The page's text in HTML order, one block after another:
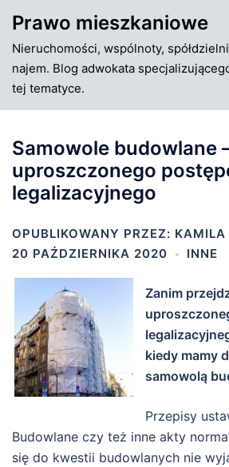
do
treści
Prawo mieszkaniowe
Nieruchomości, wspólnoty,
najem. Blog adwokata
tej tematyce.
Samowole budowlane
uproszczonego
legalizacyjnego
OPUBLIKOWANY PRZEZ: KAMILA
20 PAŹDZIERNIKA 2020
INNE
Zanim
kiedy mamy
samowolą
Przepisy
Budowlane czy też inne akty
się do kwestii budowlanych nie